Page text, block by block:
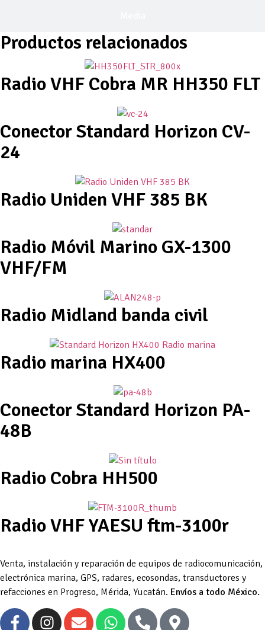
Productos relacionados
Radio VHF Cobra MR HH350 FLT
Conector Standard Horizon CV-
24
Radio Uniden VHF 385 BK
Radio Móvil Marino GX-1300
VHF/FM
Radio Midland banda civil
Radio marina HX400
Conector Standard Horizon PA-
48B
Radio Cobra HH500
Radio VHF YAESU ftm-3100r
Venta, instalación y reparación de equipos de radiocomunicación,
electrónica marina, GPS, radares, ecosondas, transductores y
refacciones en Progreso, Mérida, Yucatán. Envíos a todo México.